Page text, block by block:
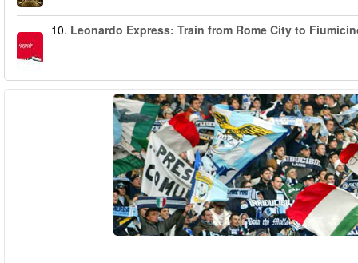
10. Leonardo Express: Train from Rome City to